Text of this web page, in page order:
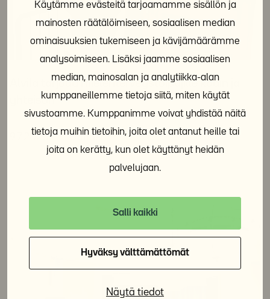
Käytämme evästeitä tarjoamamme sisällön ja
mainosten räätälöimiseen, sosiaalisen median
ominaisuuksien tukemiseen ja kävijämäärämme
analysoimiseen. Lisäksi jaamme sosiaalisen
median, mainosalan ja analytiikka-alan
kumppaneillemme tietoja siitä, miten käytät
sivustoamme. Kumppanimme voivat yhdistää näitä
tietoja muihin tietoihin, joita olet antanut heille tai
joita on kerätty, kun olet käyttänyt heidän
palvelujaan.
Salli kaikki
Hyväksy välttämättömät
Näytä tiedot
Alvila tarjoaa mielenterveystoipujille kodin ja
yhteisön
9.7.2026 Uutinen